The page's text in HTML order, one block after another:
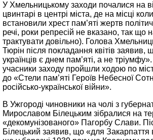
У Хмельницькому заходи почалися на
цвинтарі в центрі міста, де на місці
встановили хрест пам’яті жертв
речі, роки репресій не вказано, так що
трактувати довільно). Голова
Тюрін після покладання квітів заявив,
українців є днем пам’яті, а не
учасники заходу пройшли ходою по
до «Стели пам’яті Героїв Небесної
російсько-української війни».
В Ужгороді чиновники на чолі з
Мирославом Білецьким зібралися на
«декомунізованого» Пагорбу Слави.
Білецький заявив, що «для Закарпаття